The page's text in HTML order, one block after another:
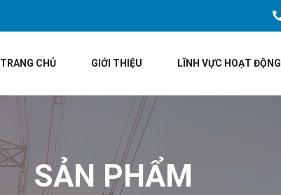
TRANG CHỦ GIỚI THIỆU LĨNH VỰC HOẠT ĐỘNG
SẢN PHẨM